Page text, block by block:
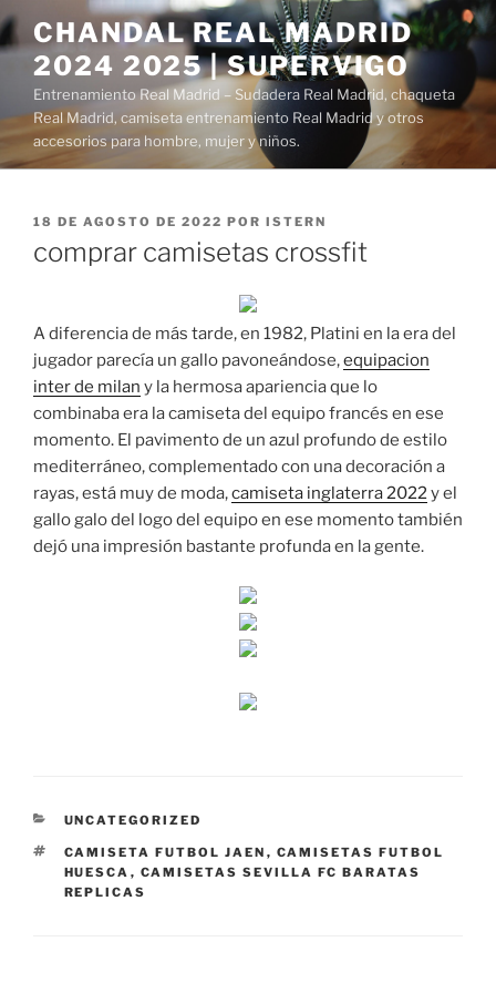
Saltar
al
contenido
CHANDAL REAL MADRID
2024 2025 | SUPERVIGO
Entrenamiento Real Madrid – Sudadera Real Madrid, chaqueta
Real Madrid, camiseta entrenamiento Real Madrid y otros
accesorios para hombre, mujer y niños.
PUBLICADO
18 DE AGOSTO DE 2022 POR ISTERN
comprar camisetas crossfit
A diferencia de más tarde, en 1982, Platini en la era del
jugador parecía un gallo pavoneándose,equipacion
inter de milan y la hermosa apariencia que lo
combinaba era la camiseta del equipo francés en ese
momento. El pavimento de un azul profundo de estilo
mediterráneo, complementado con una decoración a
rayas, está muy de moda,camiseta inglaterra 2022y el
gallo galo del logo del equipo en ese momento también
dejó una impresión bastante profunda en la gente.
CATEGORÍAS
UNCATEGORIZED
ETIQUETAS
CAMISETA FUTBOL JAEN , CAMISETAS FUTBOL
HUESCA , CAMISETAS SEVILLA FC BARATAS
REPLICAS